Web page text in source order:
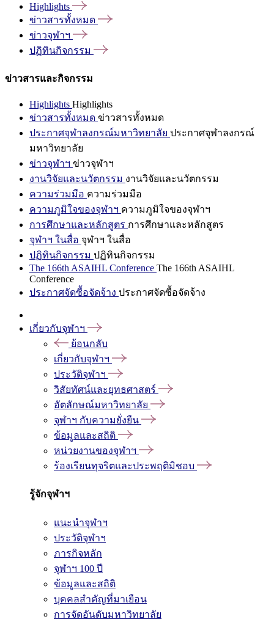
Highlights
ข่าวสารทั้งหมด
ข่าวจุฬาฯ
ปฏิทินกิจกรรม
ข่าวสารและกิจกรรม
Highlights Highlights
ข่าวสารทั้งหมด ข่าวสารทั้งหมด
ประกาศจุฬาลงกรณ์มหาวิทยาลัย ประกาศจุฬาลงกรณ์
มหาวิทยาลัย
ข่าวจุฬาฯ ข่าวจุฬาฯ
งานวิจัยและนวัตกรรม งานวิจัยและนวัตกรรม
ความร่วมมือ ความร่วมมือ
ความภูมิใจของจุฬาฯ ความภูมิใจของจุฬาฯ
การศึกษาและหลักสูตร การศึกษาและหลักสูตร
จุฬาฯ ในสื่อ จุฬาฯ ในสื่อ
ปฏิทินกิจกรรม ปฏิทินกิจกรรม
The 166th ASAIHL Conference The 166th ASAIHL
Conference
ประกาศจัดซื้อจัดจ้าง ประกาศจัดซื้อจัดจ้าง
เกี่ยวกับจุฬาฯ
ย้อนกลับ
เกี่ยวกับจุฬาฯ
ประวัติจุฬาฯ
วิสัยทัศน์และยุทธศาสตร์
อัตลักษณ์มหาวิทยาลัย
จุฬาฯ กับความยั่งยืน
ข้อมูลและสถิติ
หน่วยงานของจุฬาฯ
ร้องเรียนทุจริตและประพฤติมิชอบ
รู้จักจุฬาฯ
แนะนำจุฬาฯ
ประวัติจุฬาฯ
ภารกิจหลัก
จุฬาฯ 100 ปี
ข้อมูลและสถิติ
บุคคลสำคัญที่มาเยือน
การจัดอันดับมหาวิทยาลัย